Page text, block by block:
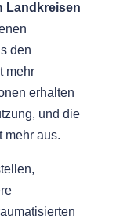
Landkreisen
den
mehr
erhalten
und die
mehr aus.